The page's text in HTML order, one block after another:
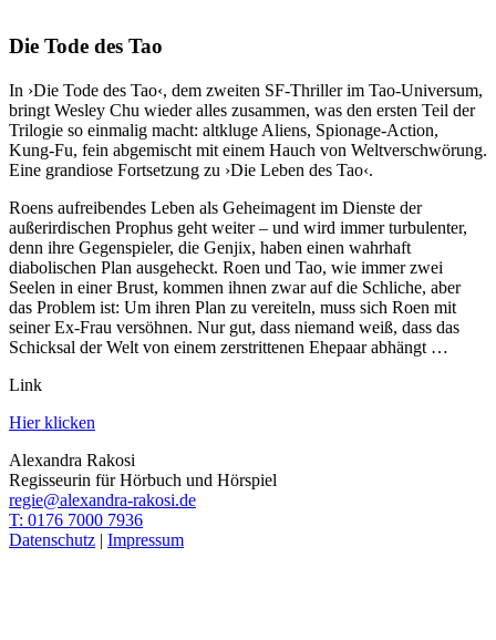
Die Tode des Tao
In ›Die Tode des Tao‹, dem zweiten SF-Thriller im Tao-Universum,
bringt Wesley Chu wieder alles zusammen, was den ersten Teil der
Trilogie so einmalig macht: altkluge Aliens, Spionage-Action,
Kung-Fu, fein abgemischt mit einem Hauch von Weltverschwörung.
Eine grandiose Fortsetzung zu ›Die Leben des Tao‹.
Roens aufreibendes Leben als Geheimagent im Dienste der
außerirdischen Prophus geht weiter – und wird immer turbulenter,
denn ihre Gegenspieler, die Genjix, haben einen wahrhaft
diabolischen Plan ausgeheckt. Roen und Tao, wie immer zwei
Seelen in einer Brust, kommen ihnen zwar auf die Schliche, aber
das Problem ist: Um ihren Plan zu vereiteln, muss sich Roen mit
seiner Ex-Frau versöhnen. Nur gut, dass niemand weiß, dass das
Schicksal der Welt von einem zerstrittenen Ehepaar abhängt …
Link
Hier klicken
Alexandra Rakosi
Regisseurin für Hörbuch und Hörspiel
regie@alexandra-rakosi.de
T: 0176 7000 7936
Datenschutz | Impressum